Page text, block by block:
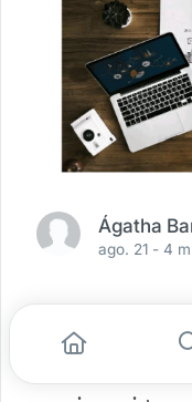
ago. 21 -4
Se você gosta